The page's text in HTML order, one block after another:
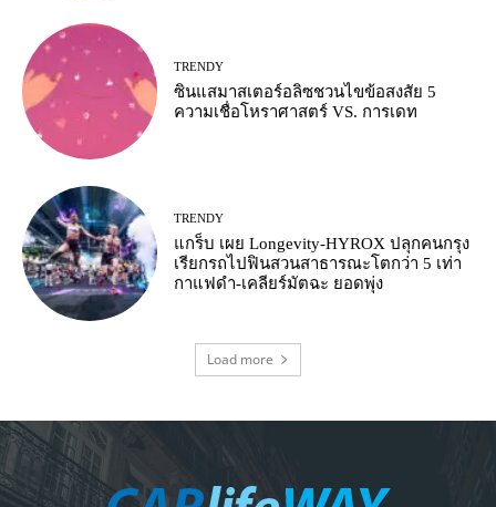
TRENDY
ซินแสมาสเตอร์อลิซชวนไขข้อสงสัย 5
ความเชื่อโหราศาสตร์ VS. การเดท
TRENDY
แกร็บ เผย Longevity-HYROX ปลุกคนกรุง
เรียกรถไปฟินสวนสาธารณะโตกว่า 5 เท่า
กาแฟดำ-เคลียร์มัตฉะ ยอดพุ่ง
Load more